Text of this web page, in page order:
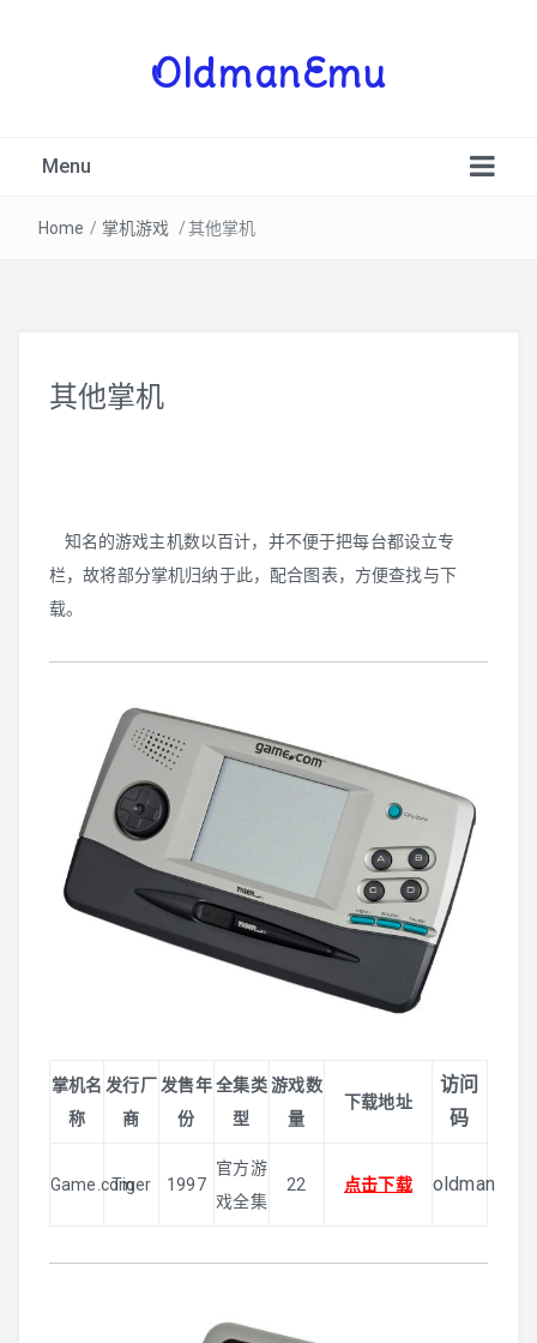
OldmanEmu
Menu
NDS
WS/WSC
GB/GBC
NGPC
PS3
WIIU
XBOX360
Home / 掌机游戏 /其他掌机
其他掌机
知名的游戏主机数以百计，并不便于把每台都设立专
栏，故将部分掌机归纳于此，配合图表，方便查找与下
载。
掌机名
称
发行厂
商
发售年
份
全集类
型
游戏数
量
下载地址
访问
码
Game.com
Tiger 1997
官方游
戏全集
22 点击下载 oldman